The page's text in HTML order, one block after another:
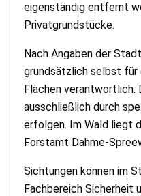
eigenständig entfernt
Privatgrundstücke.
Nach Angaben der
grundsätzlich selbst für
Flächen
ausschließlich durch
erfolgen. Im Wald liegt
Forstamt Dahme-
Sichtungen können im
Fachbereich Sicherheit